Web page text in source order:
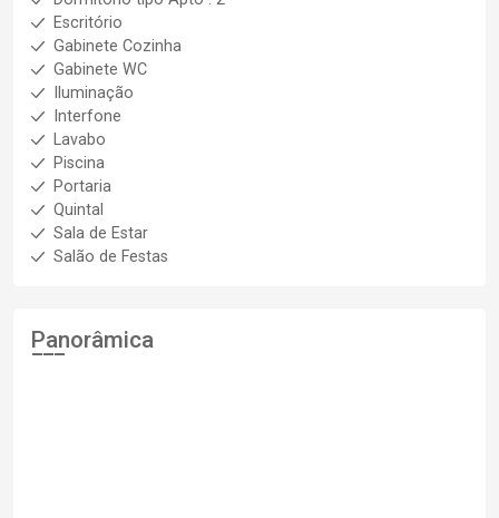
Escritório
Gabinete Cozinha
Gabinete WC
Iluminação
Interfone
Lavabo
Piscina
Portaria
Quintal
Sala de Estar
Salão de Festas
Panorâmica